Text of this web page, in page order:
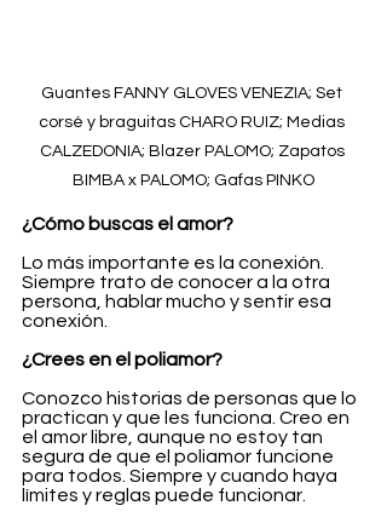
Guantes FANNY GLOVES VENEZIA; Set
corsé y braguitas CHARO RUIZ; Medias
CALZEDONIA; Blazer PALOMO; Zapatos
BIMBA x PALOMO; Gafas PINKO
¿Cómo buscas el amor?
Lo más importante es la conexión.
Siempre trato de conocer a la otra
persona, hablar mucho y sentir esa
conexión.
¿Crees en el poliamor?
Conozco historias de personas que lo
practican y que les funciona. Creo en
el amor libre, aunque no estoy tan
segura de que el poliamor funcione
para todos. Siempre y cuando haya
límites y reglas puede funcionar.